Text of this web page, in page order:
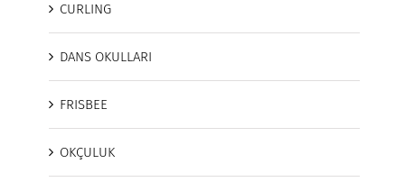
CURLING
DANS OKULLARI
FRISBEE
OKÇULUK